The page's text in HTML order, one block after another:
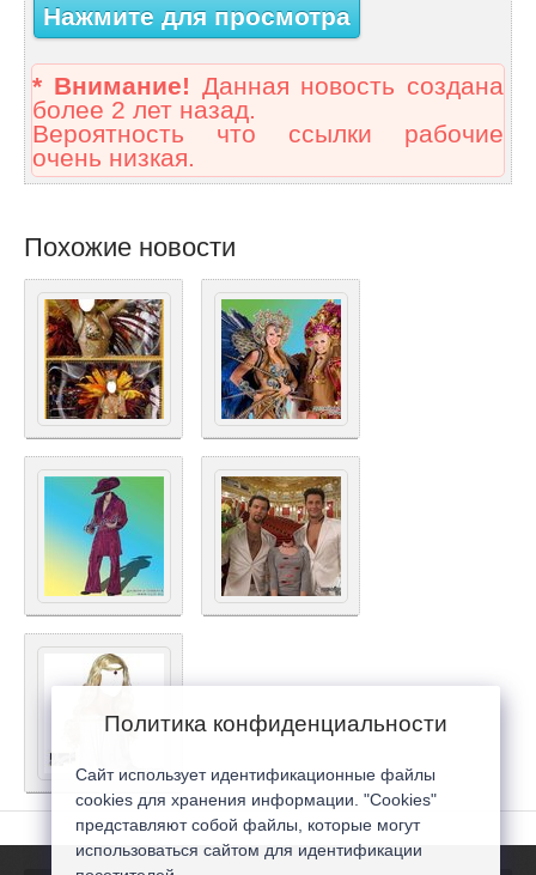
Нажмите для просмотра
* Внимание! Данная новость создана
более 2 лет назад.
Вероятность что ссылки рабочие
очень низкая.
Похожие новости
Политика конфиденциальности
Сайт использует идентификационные файлы
cookies для хранения информации. "Cookies"
представляют собой файлы, которые могут
использоваться сайтом для идентификации